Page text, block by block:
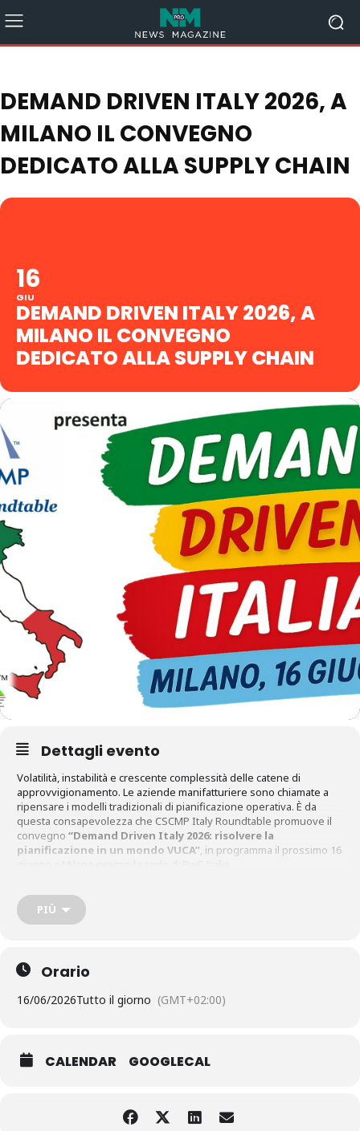
DEMAND DRIVEN ITALY 2026, A
MILANO IL CONVEGNO
DEDICATO ALLA SUPPLY CHAIN
16
GIU
DEMAND DRIVEN ITALY 2026, A
MILANO IL CONVEGNO
DEDICATO ALLA SUPPLY CHAIN
Dettagli evento
Volatilità, instabilità e crescente complessità delle catene di
approvvigionamento. Le aziende manifatturiere sono chiamate a
ripensare i modelli tradizionali di pianificazione operativa. È da
questa consapevolezza che CSCMP Italy Roundtable promuove il
convegno “Demand Driven Italy 2026: risolvere la
pianificazione in un mondo VUCA” , in programma il prossimo 16
Requirements Planning (DDMRP), metodologia che sta acquisendo
crescente rilevanza nelle strategie di gestione della Supply Chain
chain articolate.
PIÙ
Orario
16/06/2026Tutto il giorno (GMT+02:00)
CALENDAR GOOGLECAL